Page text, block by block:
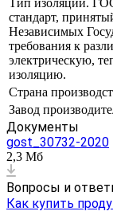
Тип изоляции.
стандарт,
Независимых
требования к
электрическую,
изоляцию.
Страна
Завод
Документы
gost_30732-2020
2,3 Мб
Вопросы и
Как купить